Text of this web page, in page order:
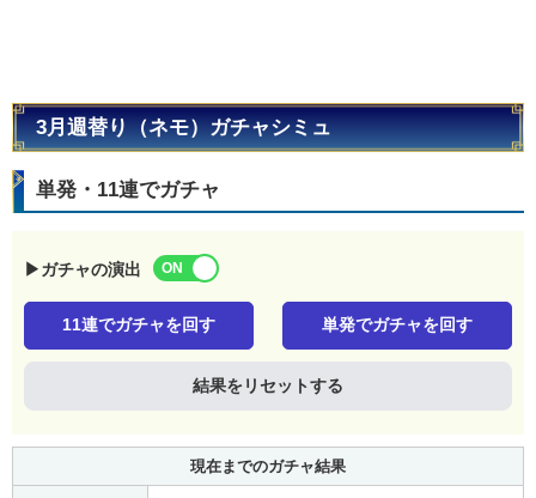
3月週替り（ネモ）ガチャシミュ
単発・11連でガチャ
▶ガチャの演出
11連でガチャを回す 単発でガチャを回す
結果をリセットする
現在までのガチャ結果